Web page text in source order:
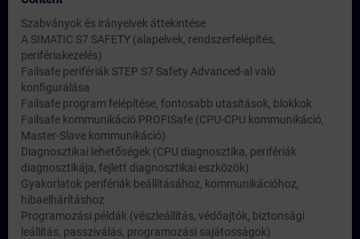
Szabványok és irányelvek áttekintése
A SIMATIC S7 SAFETY (alapelvek, rendszerfelépítés,
perifériakezelés)
Failsafe perifériák STEP S7 Safety Advanced-al való
konfigurálása
Failsafe program felépítése, fontosabb utasítások, blokkok
Failsafe kommunikáció PROFISafe (CPU-CPU kommunikáció,
Master-Slave kommunikáció)
Diagnosztikai lehetőségek (CPU diagnosztika, perifériák
diagnosztikája, fejlett diagnosztikai eszközök)
Gyakorlatok perifériák beállításához, kommunikációhoz,
hibaelhárításhoz
Programozási példák (vészleállítás, védőajtók, biztonsági
leállítás, passziválás, programozási sajátosságok)